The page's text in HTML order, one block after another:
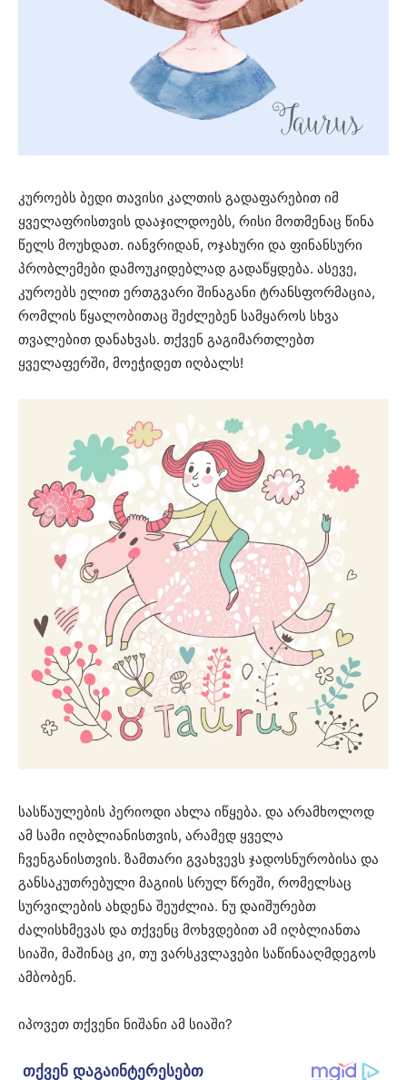
კუროებს ბედი თავისი კალთის გადაფარებით იმ
ყველაფრისთვის დააჯილდოებს, რისი მოთმენაც წინა
წელს მოუხდათ. იანვრიდან, ოჯახური და ფინანსური
პრობლემები დამოუკიდებლად გადაწყდება. ასევე,
კუროებს ელით ერთგვარი შინაგანი ტრანსფორმაცია,
რომლის წყალობითაც შეძლებენ სამყაროს სხვა
თვალებით დანახვას. თქვენ გაგიმართლებთ
ყველაფერში, მოეჭიდეთ იღბალს!
სასწაულების პერიოდი ახლა იწყება. და არამხოლოდ
ამ სამი იღბლიანისთვის, არამედ ყველა
ჩვენგანისთვის. ზამთარი გვახვევს ჯადოსნურობისა და
განსაკუთრებული მაგიის სრულ წრეში, რომელსაც
სურვილების ახდენა შეუძლია. ნუ დაიშურებთ
ძალისხმევას და თქვენც მოხვდებით ამ იღბლიანთა
სიაში, მაშინაც კი, თუ ვარსკვლავები საწინააღმდეგოს
ამბობენ.
იპოვეთ თქვენი ნიშანი ამ სიაში?